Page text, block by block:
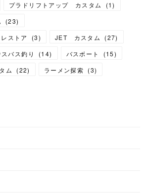
プラドリフトアップ カスタム (1)
(23)
ストア
(3) JET カスタム (27)
バス釣り
(14) バスボート (15)
ム
(22) ラーメン探索 (3)